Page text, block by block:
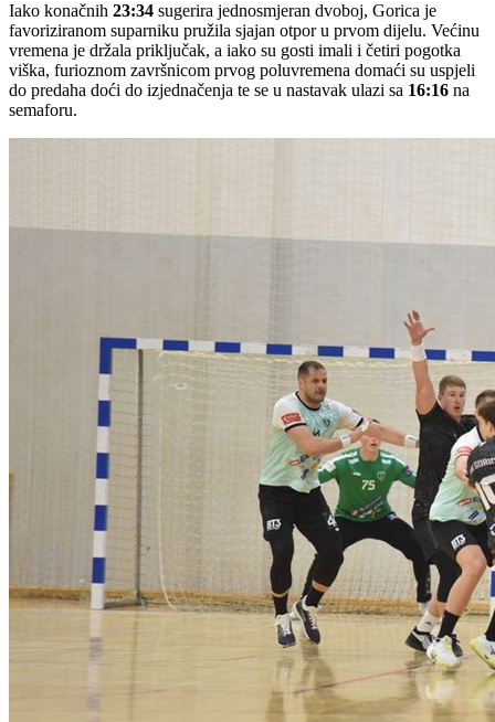
Iako konačnih 23:34 sugerira jednosmjeran dvoboj, Gorica je
favoriziranom suparniku pružila sjajan otpor u prvom dijelu. Većinu
vremena je držala priključak, a iako su gosti imali i četiri pogotka
viška, furioznom završnicom prvog poluvremena domaći su uspjeli
do predaha doći do izjednačenja te se u nastavak ulazi sa 16:16 na
semaforu.